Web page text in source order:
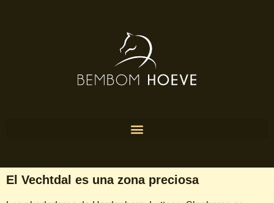
El Vechtdal es una zona preciosa